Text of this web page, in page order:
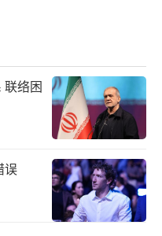
联络困
误